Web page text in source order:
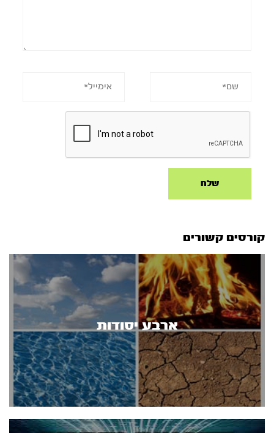
קורסים קשורים
ארבע יסודות